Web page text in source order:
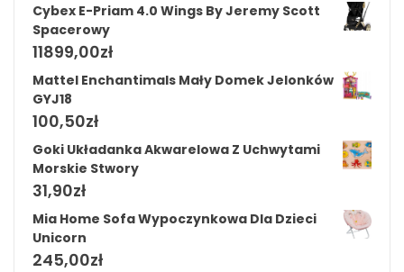
Cybex E-Priam 4.0 Wings By Jeremy Scott
Spacerowy
11899,00zł
Mattel Enchantimals Mały Domek Jelonków
GYJ18
100,50zł
Goki Układanka Akwarelowa Z Uchwytami
Morskie Stwory
31,90zł
Mia Home Sofa Wypoczynkowa Dla Dzieci
Unicorn
245,00zł